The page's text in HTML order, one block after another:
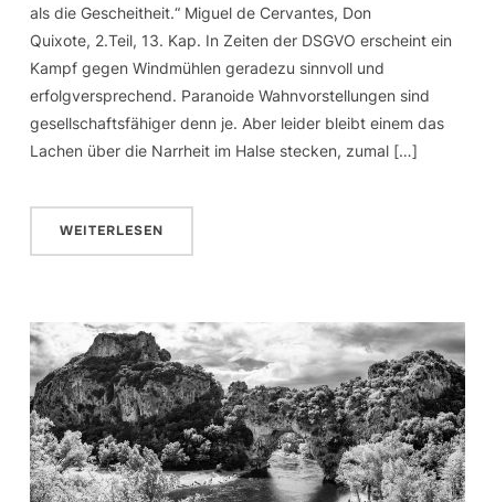
als die Gescheitheit.“ Miguel de Cervantes, Don
Quixote, 2.Teil, 13. Kap. In Zeiten der DSGVO erscheint ein
Kampf gegen Windmühlen geradezu sinnvoll und
erfolgversprechend. Paranoide Wahnvorstellungen sind
gesellschaftsfähiger denn je. Aber leider bleibt einem das
Lachen über die Narrheit im Halse stecken, zumal […]
WEITERLESEN